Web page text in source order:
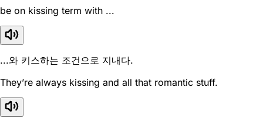
be on kissing term with ...
...와 키스하는 조건으로 지내다.
They’re always kissing and all that romantic stuff.